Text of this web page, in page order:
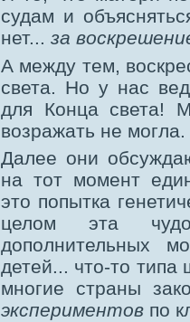
судам и
нет... за
А между тем,
света. Но у нас
для Конца света!
возражать не могла.
Далее они
на тот момент
это попытка
целом эта
дополнительных
детей... что-то типа
многие страны
экспериментов по